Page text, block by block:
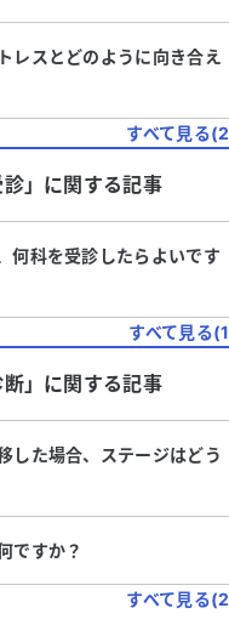
レスとどのように向き合え
すべて見る(2
診」に関する記事
何科を受診したらよいです
すべて見る(1
断」に関する記事
した場合、ステージはどう
ですか？
すべて見る(2